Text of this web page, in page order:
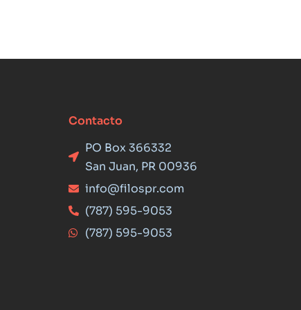
Contacto
PO Box 366332
San Juan, PR 00936
info@filospr.com
(787) 595-9053
(787) 595-9053